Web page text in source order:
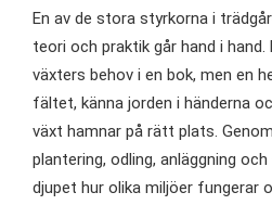
En av de stora styrkorna i
teori och praktik går hand i
växters behov i en bok, men en
fältet, känna jorden i händerna
växt hamnar på rätt plats.
plantering, odling, anläggning
djupet hur olika miljöer fungerar